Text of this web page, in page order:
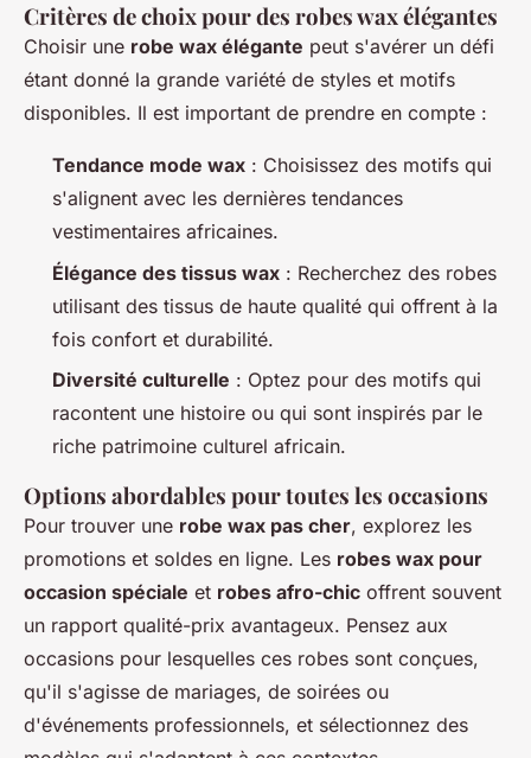
Critères de choix pour des robes wax élégantes
Choisir une robe wax élégante peut s'avérer un défi
étant donné la grande variété de styles et motifs
disponibles. Il est important de prendre en compte :
Tendance mode wax : Choisissez des motifs qui
s'alignent avec les dernières tendances
vestimentaires africaines.
Élégance des tissus wax : Recherchez des robes
utilisant des tissus de haute qualité qui offrent à la
fois confort et durabilité.
Diversité culturelle : Optez pour des motifs qui
racontent une histoire ou qui sont inspirés par le
riche patrimoine culturel africain.
Options abordables pour toutes les occasions
Pour trouver une robe wax pas cher, explorez les
promotions et soldes en ligne. Les robes wax pour
occasion spéciale et robes afro-chic offrent souvent
un rapport qualité-prix avantageux. Pensez aux
occasions pour lesquelles ces robes sont conçues,
qu'il s'agisse de mariages, de soirées ou
d'événements professionnels, et sélectionnez des